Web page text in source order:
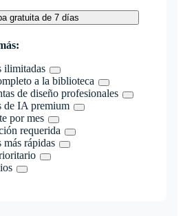
gratuita de 7 días
ilimitadas
a la biblioteca
de diseño profesionales
de IA premium
por mes
requerida
más rápidas